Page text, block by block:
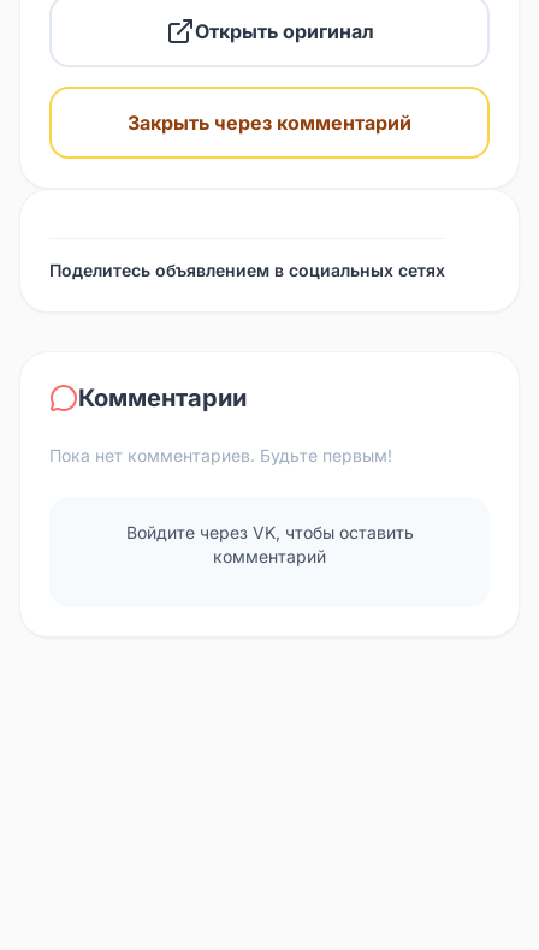
Открыть оригинал
Закрыть через комментарий
Поделитесь объявлением в социальных сетях
Комментарии
Пока нет комментариев. Будьте первым!
Войдите через VK, чтобы оставить
комментарий